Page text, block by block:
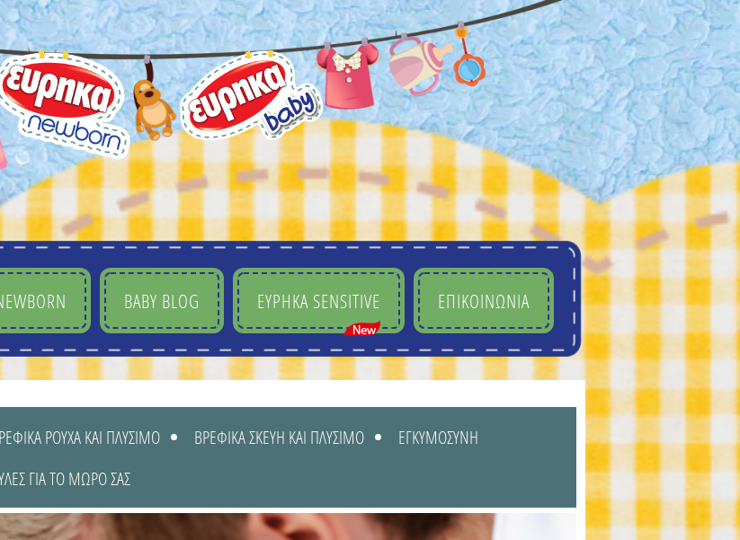
BABY BLOG ΕΥΡΗΚΑ SENSITIVE ΕΠΙΚΟΙΝΩΝΙΑ
ΡΟΥΧΑ ΚΑΙ ΠΛΥΣΙΜΟ ΒΡΕΦΙΚΑ ΣΚΕΥΗ ΚΑΙ ΠΛΥΣΙΜΟ
ΕΓΚΥΜΟΣΥΝΗ
ΓΙΑ ΤΟ ΜΩΡΟ ΣΑΣ